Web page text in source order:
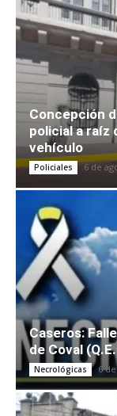
Concepción
policial a raíz
vehículo
Policiales 6 de
Caseros:
de Coval
Necrológicas 6